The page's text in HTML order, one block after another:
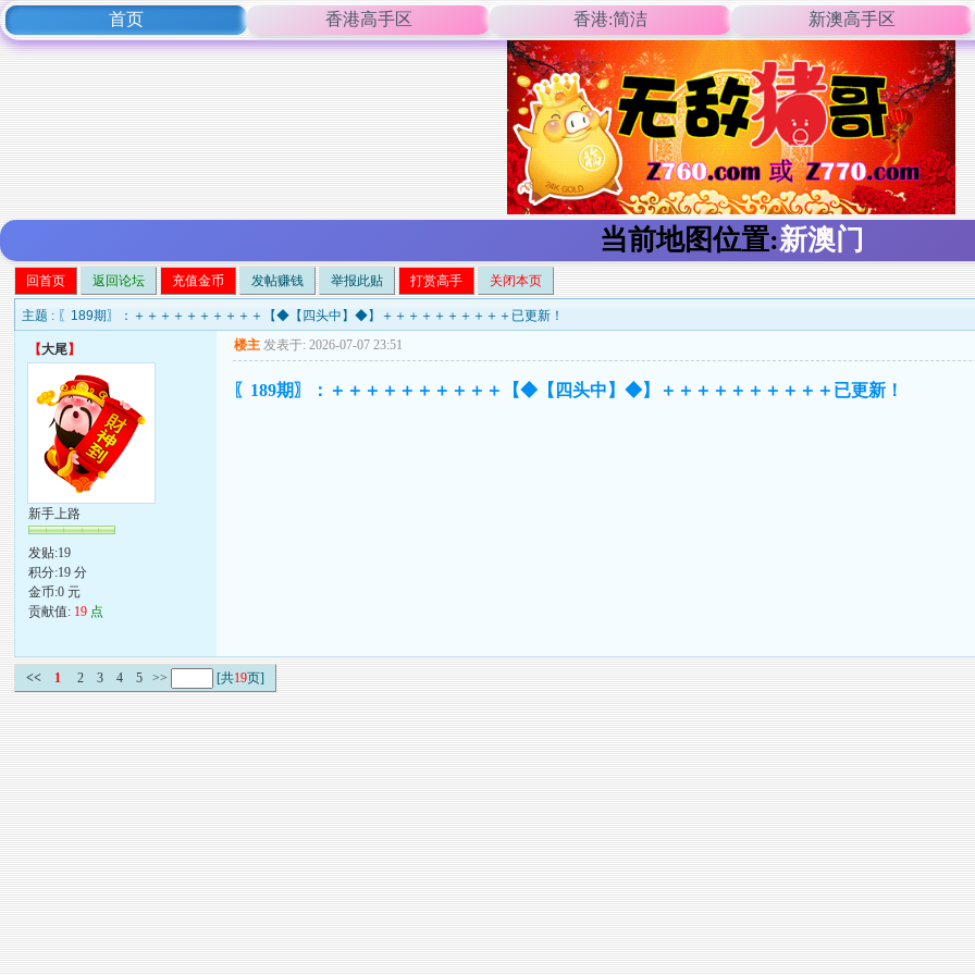
首页 香港高手区 香港:简洁 新澳高手区
当前地图位置:新澳门
回首页 返回论坛 充值金币 发帖赚钱 举报此贴 打赏高手 关闭本页
主题 : 〖189期〗：＋＋＋＋＋＋＋＋＋＋【◆【四头中】◆】＋＋＋＋＋＋＋＋＋＋已更新！
【大尾】
新手上路
发贴:19
积分:19 分
金币:0 元
贡献值: 19 点
楼主 发表于: 2026-07-07 23:51
〖189期〗：＋＋＋＋＋＋＋＋＋＋【◆【四头中】◆】＋＋＋＋＋＋＋＋＋＋已更新！
<< 1 2 3 4 5 >> [共19页]